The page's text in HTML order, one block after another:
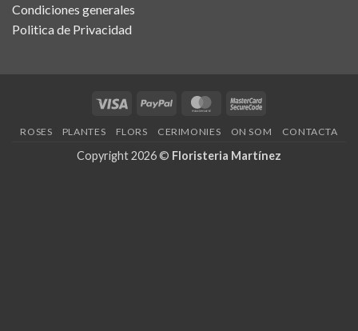
Condiciones generales
Politica de Privacidad
Visa PayPal MasterCardMasterCard
ROSES PLANTES FLORS CERIMONIES ON SOM CONTACTA
Copyright 2026 © Floristeria Martínez